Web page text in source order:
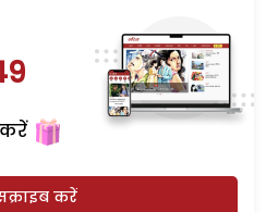
करें
करें